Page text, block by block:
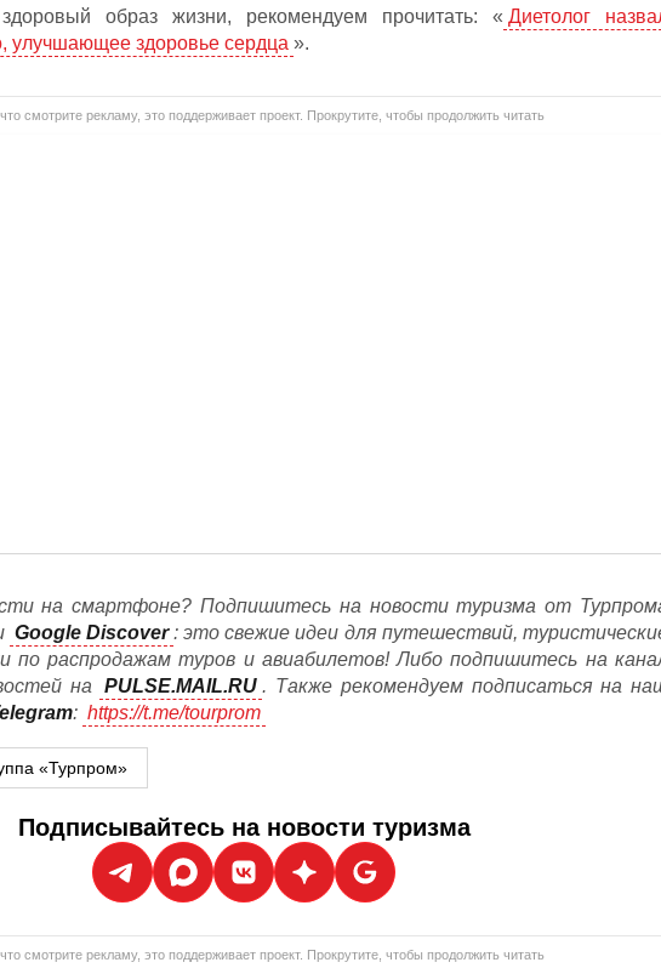
образ жизни, рекомендуем прочитать: « Диетолог
улучшающее здоровье сердца ».
смотрите рекламу, это поддерживает проект. Прокрутите, чтобы продолжить читать
на смартфоне? Подпишитесь на новости туризма от
Google Discover : это свежие идеи для путешествий,
по распродажам туров и авиабилетов! Либо подпишитесь на
на
PULSE.MAIL.RU . Также рекомендуем подписаться на
: https://t.me/tourprom
«Турпром»
Подписывайтесь на новости туризма
смотрите рекламу, это поддерживает проект. Прокрутите, чтобы продолжить читать